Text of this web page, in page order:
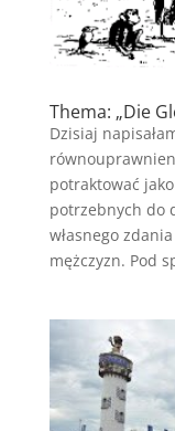
Thema: „Die
Dzisiaj
potraktować
potrzebnych do
własnego
mężczyzn. Pod